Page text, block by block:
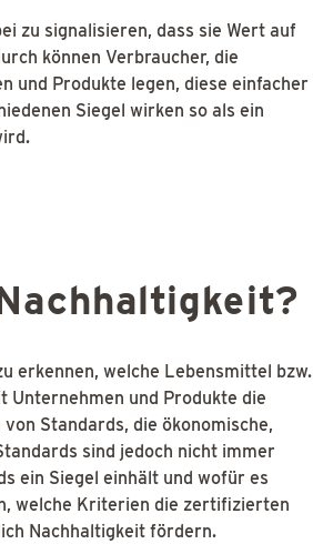
zu signalisieren, dass sie Wert auf
können Verbraucher, die
und Produkte legen, diese einfacher
Siegel wirken so als ein
erkennen, welche Lebensmittel bzw.
Unternehmen und Produkte die
Standards, die ökonomische,
sind jedoch nicht immer
ein Siegel einhält und wofür es
welche Kriterien die zertifizierten
Nachhaltigkeit fördern.